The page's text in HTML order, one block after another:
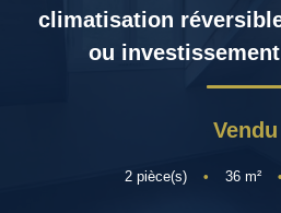
BIENS
climatisation
ou investissement
Vendu
2 pièce(s) • 36 m² •